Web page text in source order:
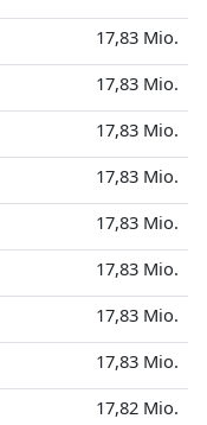
17,83 Mio.
17,83 Mio.
17,83 Mio.
17,83 Mio.
17,83 Mio.
17,83 Mio.
17,83 Mio.
17,83 Mio.
17,82 Mio.